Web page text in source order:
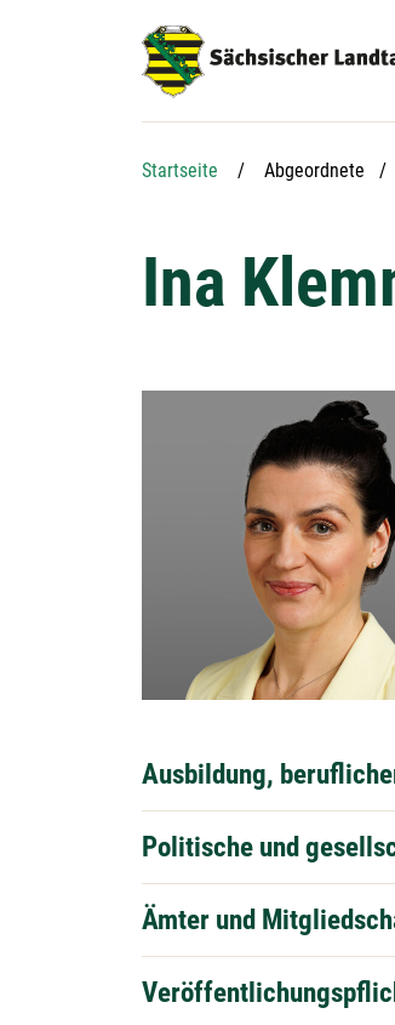
Startseite Abgeordnete
Ina
Ausbildung,
Politische und
Ämter und